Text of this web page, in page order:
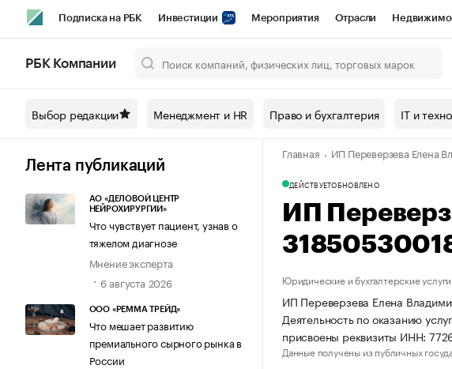
Подписка на РБК Инвестиции Мероприятия Отрасли
Спецпроекты СПб Конференции СПб Спецпроекты Проверка
Технологии и медиа Рынок наличной валюты
РБК Компании
Выбор редакции Менеджмент и HR Право и бухгалтерия IT и
Лента публикаций
АО «ДЕЛОВОЙ ЦЕНТР
НЕЙРОХИРУРГИИ»
Что чувствует пациент, узнав о
тяжелом диагнозе
Мнение эксперта
6 августа 2026
ООО «РЕММА ТРЕЙД»
Что мешает развитию
премиального сырного рынка в
России
Главная ИП Переверзева Елена
ДЕЙСТВУЕТОБНОВЛЕНО
ИП
Юридические и бухгалтерские услуги
ИП Переверзева Елена
Деятельность по оказанию
присвоены реквизиты ИНН:
Данные получены из публичных